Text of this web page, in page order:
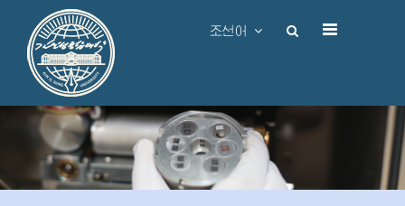
조선어